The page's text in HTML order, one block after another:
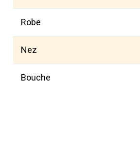
Robe
Nez
Bouche